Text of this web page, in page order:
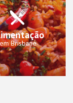
Brisbane